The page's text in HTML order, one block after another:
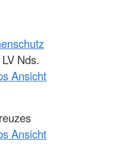
Nds.
Ansicht
Ansicht